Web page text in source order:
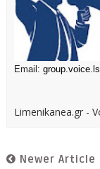
Email:
Limenikanea.gr -
Newer Article